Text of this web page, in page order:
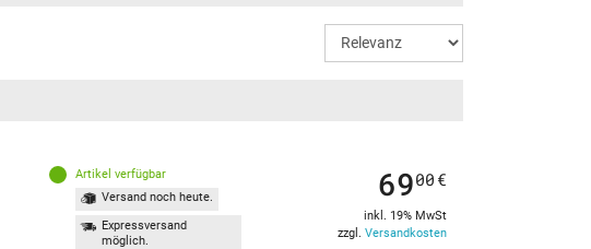
Artikel verfügbar
Versand noch heute.
Expressversand
möglich.
6900 €
inkl. 19% MwSt
zzgl. Versandkosten